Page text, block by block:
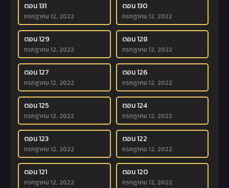
ตอน 131
กรกฎาคม 12, 2022
ตอน 130
กรกฎาคม 12, 2022
ตอน 129
กรกฎาคม 12, 2022
ตอน 128
กรกฎาคม 12, 2022
ตอน 127
กรกฎาคม 12, 2022
ตอน 126
กรกฎาคม 12, 2022
ตอน 125
กรกฎาคม 12, 2022
ตอน 124
กรกฎาคม 12, 2022
ตอน 123
กรกฎาคม 12, 2022
ตอน 122
กรกฎาคม 12, 2022
ตอน 121
กรกฎาคม 12, 2022
ตอน 120
กรกฎาคม 12, 2022